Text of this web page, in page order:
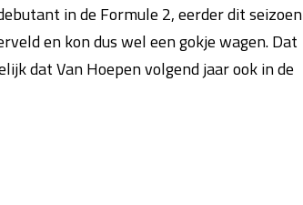
in de Formule 2, eerder dit seizoen
en kon dus wel een gokje wagen. Dat
dat Van Hoepen volgend jaar ook in de